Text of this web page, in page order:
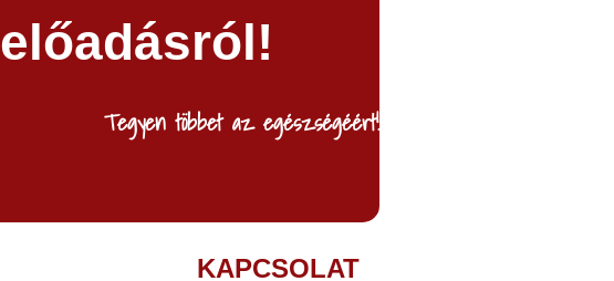
Tegyen többet az egészségéért!
KAPCSOLAT